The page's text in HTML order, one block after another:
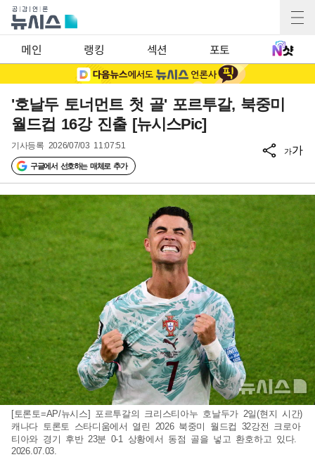
메인 랭킹 섹션 포토
'호날두 토너먼트 첫 골' 포르투갈, 북중미
월드컵 16강 진출 [뉴시스Pic]
기사등록 2026/07/03 11:07:51
구글에서 선호하는 매체로 추가
가가
[토론토=AP/뉴시스] 포르투갈의 크리스티아누 호날두가 2일(현지 시간)
캐나다 토론토 스타디움에서 열린 2026 북중미 월드컵 32강전 크로아
티아와 경기 후반 23분 0-1 상황에서 동점 골을 넣고 환호하고 있다.
2026.07.03.